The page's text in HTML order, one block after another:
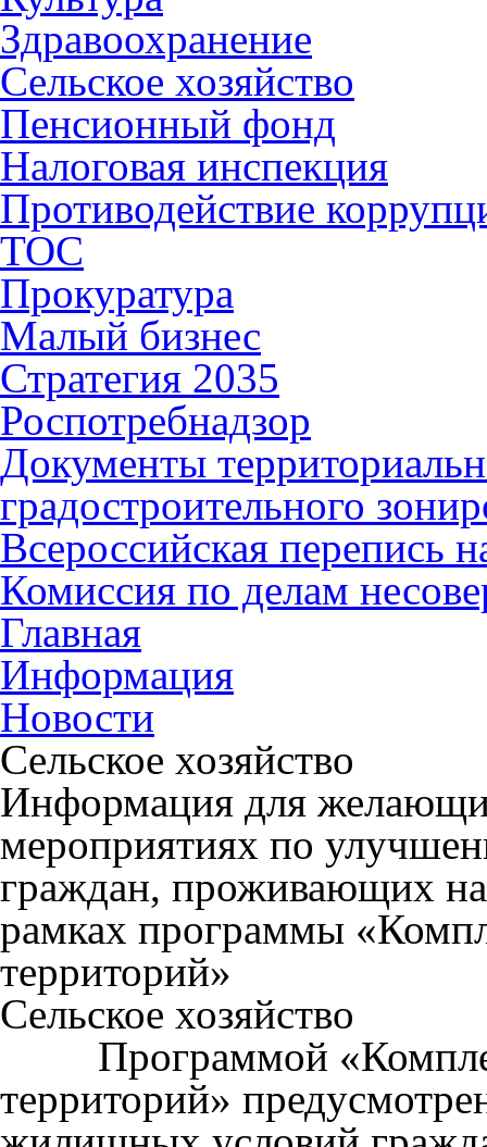
Здравоохранение
Сельское хозяйство
Пенсионный фонд
Налоговая инспекция
Противодействие
ТОС
Прокуратура
Малый бизнес
Стратегия 2035
Роспотребнадзор
Документы
градостроительного
Всероссийская перепись
Комиссия по делам
Главная
Информация
Новости
Сельское хозяйство
Информация для
мероприятиях по
граждан, проживающих на
рамках программы
территорий»
Сельское хозяйство
Программой
территорий»